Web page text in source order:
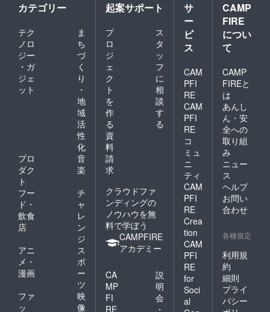
カテゴリー
テク
ノロ
ジー
・ガ
ジェ
ット
ま
ち
づ
く
り
・
地
域
活
性
化
プロ
ダク
ト
音
楽
フー
ド・
飲食
店
チ
ャ
レ
ン
ジ
アニ
メ・
漫画
ス
ポ
ー
ツ
ファ
ッ
映
像
起案サポート
プ
ロ
ジ
ェ
ク
ト
を
作
る
ス
タ
ッ
フ
に
相
談
す
る
資
料
請
求
クラウドファ
ンディングの
ノウハウを無
料で学ぼう
CAMPFIRE
アカデミー
CA
MP
FI
RE
説
明
会
・
サ
ー
ビ
ス
CAM
PFI
RE
CAM
PFI
RE
コ
ミュ
ニ
ティ
CAM
PFI
RE
Crea
tion
CAM
PFI
RE
for
Soci
al
CAMP
FIRE
につい
て
CAMP
FIREと
は
あんし
ん・安
全への
取り組
み
ニュー
ス
ヘルプ
お問い
合わせ
各種規定
利用規
約
細則
プライ
バシー